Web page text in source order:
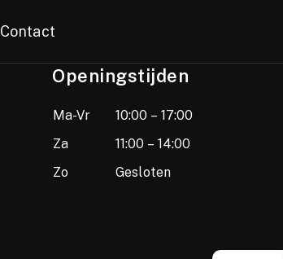
Contact
Openingstijden
Ma-Vr
10:00 – 17:00
Za
11:00 – 14:00
Zo
Gesloten